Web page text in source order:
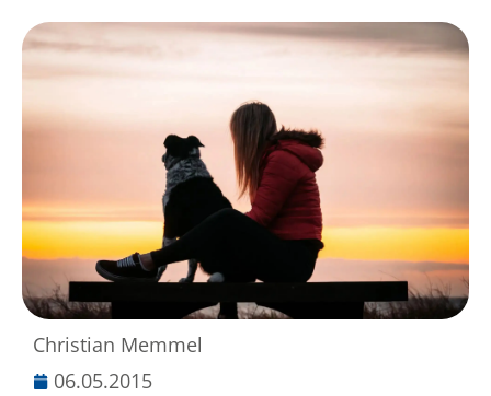
Christian Memmel
06.05.2015